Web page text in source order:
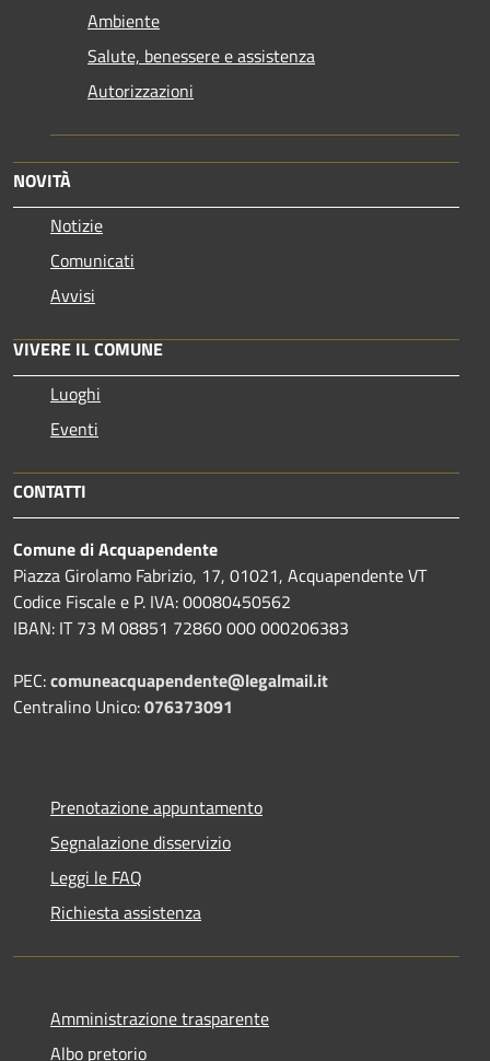
Ambiente
Salute, benessere e assistenza
Autorizzazioni
NOVITÀ
Notizie
Comunicati
Avvisi
VIVERE IL COMUNE
Luoghi
Eventi
CONTATTI
Comune di Acquapendente
Piazza Girolamo Fabrizio, 17, 01021, Acquapendente VT
Codice Fiscale e P. IVA: 00080450562
IBAN: IT 73 M 08851 72860 000 000206383
PEC:comuneacquapendente@legalmail.it
Centralino Unico:076373091
Prenotazione appuntamento
Segnalazione disservizio
Leggi le FAQ
Richiesta assistenza
Amministrazione trasparente
Albo pretorio